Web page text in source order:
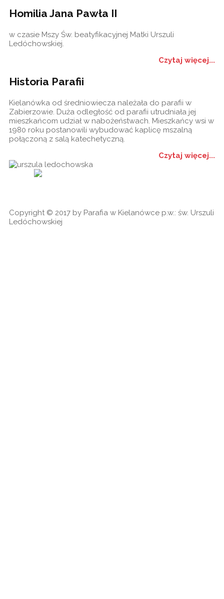
Homilia Jana Pawła II
w czasie Mszy Św. beatyfikacyjnej Matki Urszuli
Ledóchowskiej.
Czytaj więcej...
Historia Parafii
Kielanówka od średniowiecza należała do parafii w
Zabierzowie. Duża odległość od parafii utrudniała jej
mieszkańcom udział w nabożeństwach. Mieszkańcy wsi w
1980 roku postanowili wybudować kaplicę mszalną
połączoną z salą katechetyczną.
Czytaj więcej...
Copyright © 2017 by Parafia w Kielanówce p.w.: św. Urszuli
Ledóchowskiej